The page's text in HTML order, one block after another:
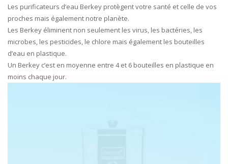
Les purificateurs d’eau Berkey protègent votre santé et celle de vos
proches mais également notre planète.
Les Berkey éliminent non seulement les virus, les bactéries, les
microbes, les pesticides, le chlore mais également les bouteilles
d’eau en plastique.
Un Berkey c’est en moyenne entre 4 et 6 bouteilles en plastique en
moins chaque jour.